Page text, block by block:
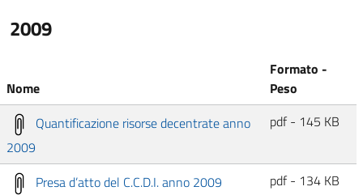
2009
Nome
Formato -
Peso
Quantificazione risorse decentrate anno
2009
pdf - 145 KB
Presa d’atto del C.C.D.I. anno 2009 pdf - 134 KB